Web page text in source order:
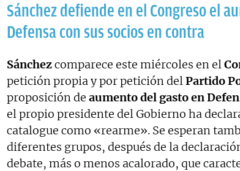
Sánchez defiende en el Congreso el
Defensa con sus socios en contra
Sánchezcomparece este miércoles en el
petición propia y por petición del Partido
proposición de aumento del gasto en
el propio presidente del Gobierno ha
catalogue como «rearme». Se esperan
diferentes grupos, después de la
debate, más o menos acalorado, que